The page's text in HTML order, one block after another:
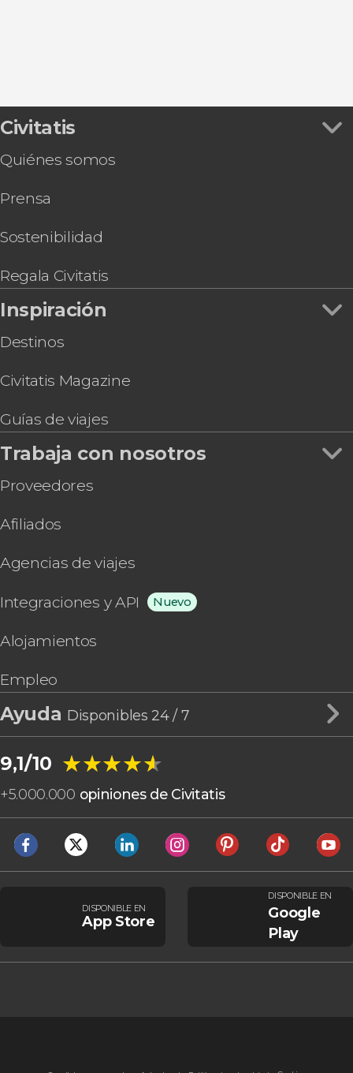
Civitatis
Quiénes somos
Prensa
Sostenibilidad
Regala Civitatis
Inspiración
Destinos
Civitatis Magazine
Guías de viajes
Trabaja con nosotros
Proveedores
Afiliados
Agencias de viajes
Integraciones y API Nuevo
Alojamientos
Empleo
Ayuda Disponibles 24 / 7
9,1/10 ★★★★★
★★★★★
+5.000.000 opiniones de Civitatis
DISPONIBLE EN
App Store
DISPONIBLE EN
Google
Play